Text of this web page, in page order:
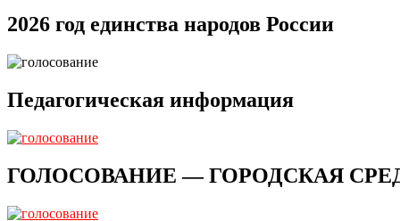
2026 год единства народов России
Педагогическая информация
ГОЛОСОВАНИЕ — ГОРОДСКАЯ